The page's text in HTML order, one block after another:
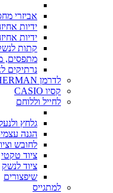
אביזרי
ידיות
ידיות
קתות
מתפסים,
נרתיקים
לדרמן LEATHERMAN
קסיו CASIO
לחייל וללוחם
גלחץ
הגנה
לחובש
ציוד טקטי
ציוד לנשק
שיפצורים
למתגייס